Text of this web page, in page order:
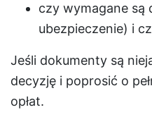
czy wymagane
ubezpieczenie) i
Jeśli dokumenty są
decyzję i poprosić o
opłat.